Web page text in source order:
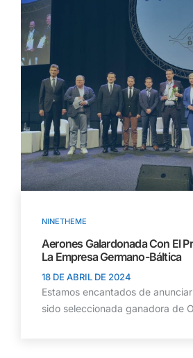
NINETHEME
Aerones Galardonada Con El
La Empresa Germano-Báltica
18 DE ABRIL DE 2024
Estamos encantados de
sido seleccionada ganadora de